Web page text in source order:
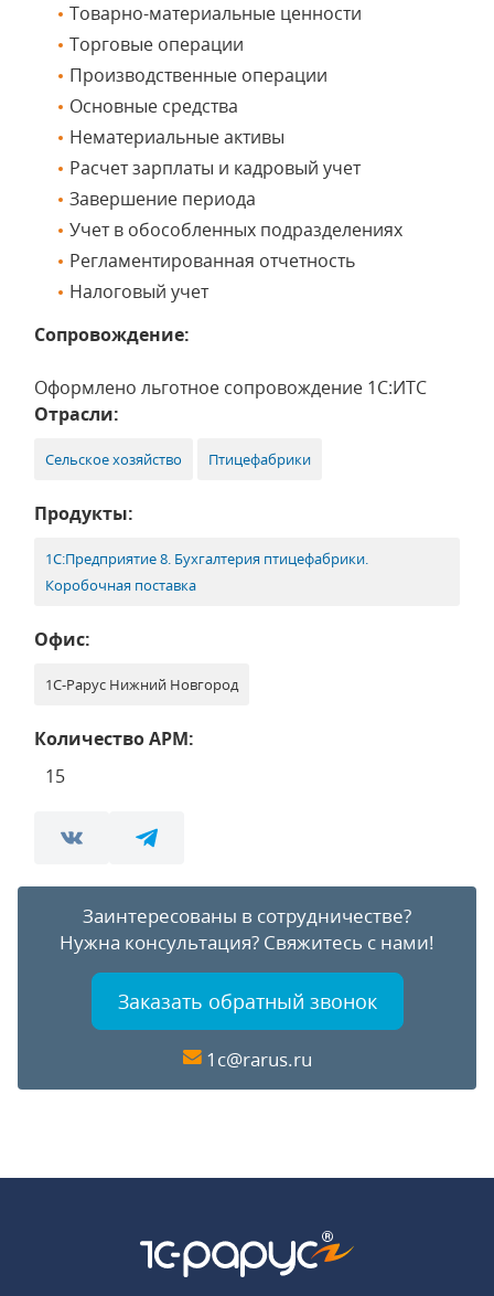
Товарно-материальные ценности
Торговые операции
Производственные операции
Основные средства
Нематериальные активы
Расчет зарплаты и кадровый учет
Завершение периода
Учет в обособленных подразделениях
Регламентированная отчетность
Налоговый учет
Сопровождение:
Оформлено льготное сопровождение 1С:ИТС
Отрасли:
Сельское хозяйство Птицефабрики
Продукты:
1С:Предприятие 8. Бухгалтерия птицефабрики.
Коробочная поставка
Офис:
1С-Рарус Нижний Новгород
Количество АРМ:
15
Заинтересованы в сотрудничестве?
Нужна консультация? Свяжитесь с нами!
Заказать обратный звонок
1c@rarus.ru